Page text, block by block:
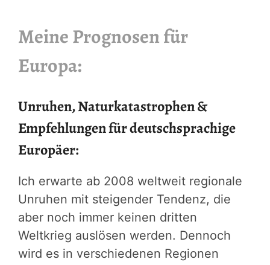
Meine Prognosen für
Europa:
Unruhen, Naturkatastrophen &
Empfehlungen für deutschsprachige
Europäer:
Ich erwarte ab 2008 weltweit regionale
Unruhen mit steigender Tendenz, die
aber noch immer keinen dritten
Weltkrieg auslösen werden. Dennoch
wird es in verschiedenen Regionen